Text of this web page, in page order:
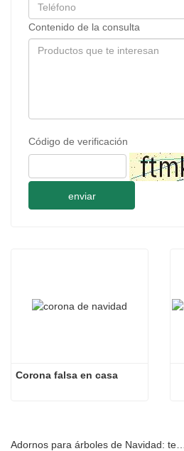
Contenido de la consulta
Código de verificación
enviar
Corona falsa en casa